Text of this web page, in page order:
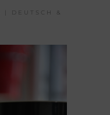
| DEUTSCH &